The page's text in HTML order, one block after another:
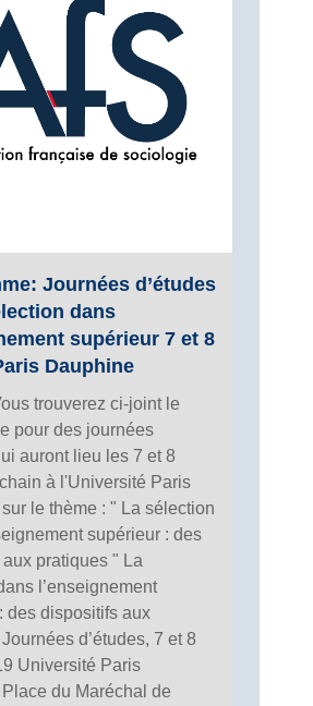
Journées d’études
dans
supérieur 7 et 8
Dauphine
trouverez ci-joint le
pour des journées
auront lieu les 7 et 8
à l'Université Paris
le thème : " La sélection
supérieur : des
pratiques " La
l’enseignement
des dispositifs aux
d’études, 7 et 8
Université Paris
du Maréchal de